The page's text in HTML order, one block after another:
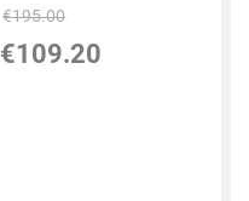
€195.00
€109.20